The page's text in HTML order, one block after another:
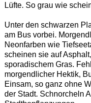
Lüfte. So grau wie
Unter den schwarzen
am Bus vorbei.
Neonfarben wie
scheinen sie auf
sporadischem Gras.
morgendlicher Hektik,
Einsam, so ganz ohne
der Stadt. Schnorcheln